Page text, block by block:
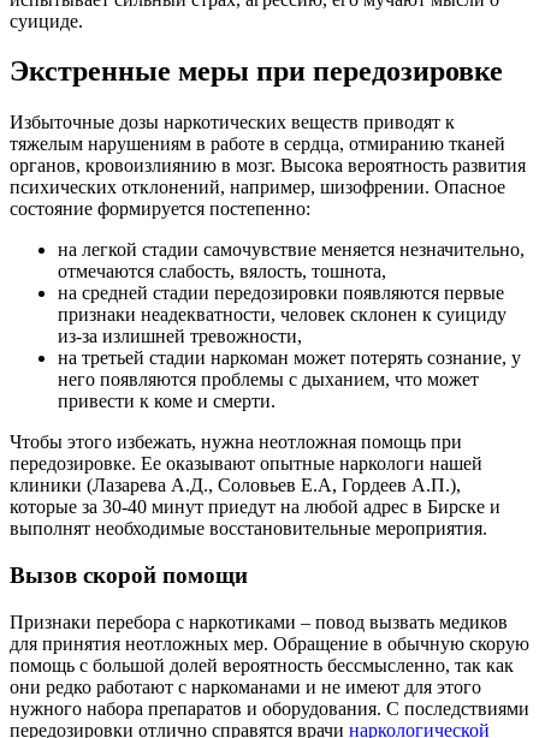
суициде.
Экстренные меры при передозировке
Избыточные дозы наркотических веществ приводят к
тяжелым нарушениям в работе в сердца, отмиранию тканей
органов, кровоизлиянию в мозг. Высока вероятность развития
психических отклонений, например, шизофрении. Опасное
состояние формируется постепенно:
на легкой стадии самочувствие меняется незначительно,
отмечаются слабость, вялость, тошнота,
на средней стадии передозировки появляются первые
признаки неадекватности, человек склонен к суициду
из-за излишней тревожности,
на третьей стадии наркоман может потерять сознание, у
него появляются проблемы с дыханием, что может
привести к коме и смерти.
Чтобы этого избежать, нужна неотложная помощь при
передозировке. Ее оказывают опытные наркологи нашей
клиники (Лазарева А.Д., Соловьев Е.А, Гордеев А.П.),
которые за 30-40 минут приедут на любой адрес в Бирске и
выполнят необходимые восстановительные мероприятия.
Вызов скорой помощи
Признаки перебора с наркотиками – повод вызвать медиков
для принятия неотложных мер. Обращение в обычную скорую
помощь с большой долей вероятность бессмысленно, так как
они редко работают с наркоманами и не имеют для этого
нужного набора препаратов и оборудования. С последствиями
передозировки отлично справятся врачи наркологической